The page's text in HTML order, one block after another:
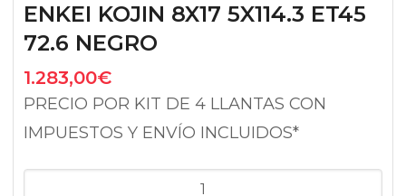
ENKEI KOJIN 8X17 5X114.3 ET45
72.6 NEGRO
1.283,00€
PRECIO POR KIT DE 4 LLANTAS CON
IMPUESTOS Y ENVÍO INCLUIDOS*